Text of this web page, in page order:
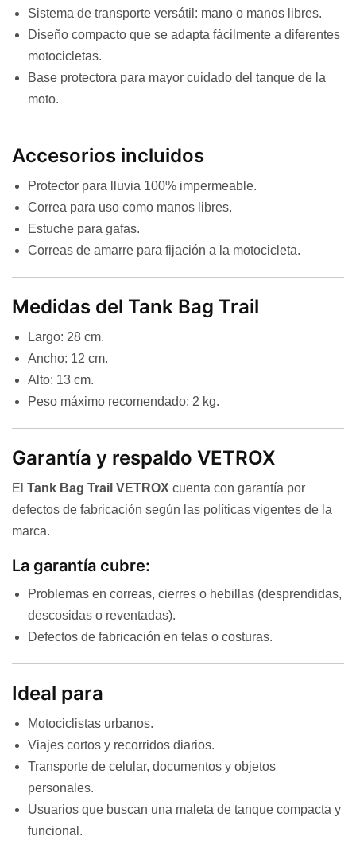
Sistema de transporte versátil: mano o manos libres.
Diseño compacto que se adapta fácilmente a diferentes
motocicletas.
Base protectora para mayor cuidado del tanque de la
moto.
Accesorios incluidos
Protector para lluvia 100% impermeable.
Correa para uso como manos libres.
Estuche para gafas.
Correas de amarre para fijación a la motocicleta.
Medidas del Tank Bag Trail
Largo: 28 cm.
Ancho: 12 cm.
Alto: 13 cm.
Peso máximo recomendado: 2 kg.
Garantía y respaldo VETROX
ElTank Bag Trail VETROX cuenta con garantía por
defectos de fabricación según las políticas vigentes de la
marca.
La garantía cubre:
Problemas en correas, cierres o hebillas (desprendidas,
descosidas o reventadas).
Defectos de fabricación en telas o costuras.
Ideal para
Motociclistas urbanos.
Viajes cortos y recorridos diarios.
Transporte de celular, documentos y objetos
personales.
Usuarios que buscan una maleta de tanque compacta y
funcional.